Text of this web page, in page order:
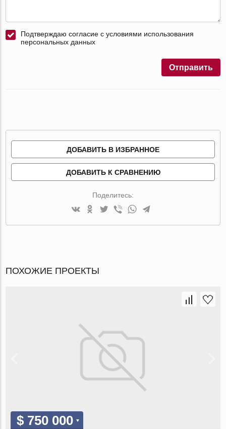
Подтверждаю согласие с условиями использования
персональных данных
Отправить
ДОБАВИТЬ В ИЗБРАННОЕ
ДОБАВИТЬ К СРАВНЕНИЮ
Поделитесь:
ПОХОЖИЕ ПРОЕКТЫ
$ 750 000